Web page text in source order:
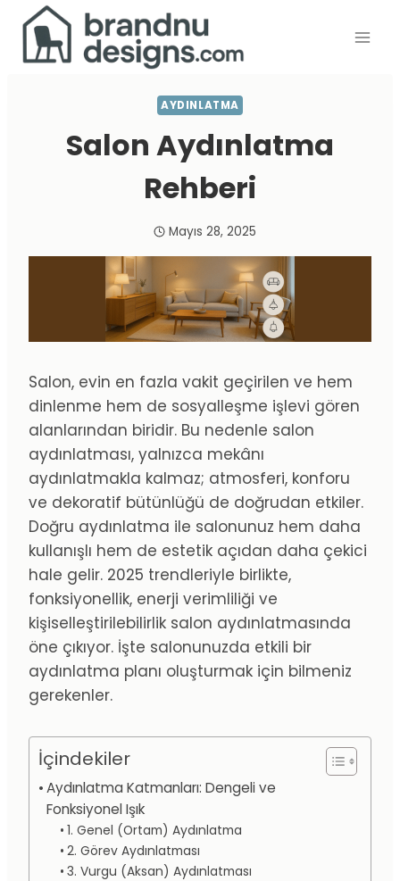
content
AYDINLATMA
Salon Aydınlatma
Rehberi
Mayıs 28, 2025
Salon, evin en fazla vakit geçirilen ve hem
dinlenme hem de sosyalleşme işlevi gören
alanlarından biridir. Bu nedenle salon
aydınlatması, yalnızca mekânı
aydınlatmakla kalmaz; atmosferi, konforu
ve dekoratif bütünlüğü de doğrudan etkiler.
Doğru aydınlatma ile salonunuz hem daha
kullanışlı hem de estetik açıdan daha çekici
hale gelir. 2025 trendleriyle birlikte,
fonksiyonellik, enerji verimliliği ve
kişiselleştirilebilirlik salon aydınlatmasında
öne çıkıyor. İşte salonunuzda etkili bir
aydınlatma planı oluşturmak için bilmeniz
gerekenler.
İçindekiler
Aydınlatma Katmanları: Dengeli ve
Fonksiyonel Işık
1. Genel (Ortam) Aydınlatma
2. Görev Aydınlatması
3. Vurgu (Aksan) Aydınlatması